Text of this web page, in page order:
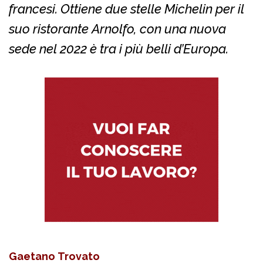
francesi. Ottiene due stelle Michelin per il
suo ristorante Arnolfo, con una nuova
sede nel 2022 è tra i più belli d’Europa.
Gaetano Trovato